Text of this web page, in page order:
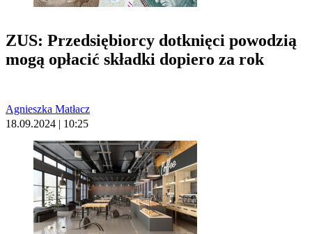
ZUS: Przedsiębiorcy dotknięci powodzią
mogą opłacić składki dopiero za rok
Agnieszka Matłacz
18.09.2024 | 10:25